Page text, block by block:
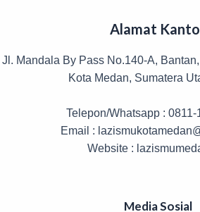
Alamat
Jl. Mandala By Pass No.140-A,
Kota Medan, Sumatera
Telepon/Whatsapp : 0811-
Email :
Website :
Media Sosial